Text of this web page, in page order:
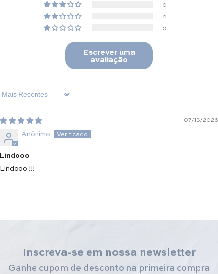
0
0
0
Escrever uma
avaliação
Sort By
07/13/2026
Anônimo
Lindooo
Lindooo !!!
Inscreva-se em nossa newsletter
Ganhe cupom de desconto na primeira compra